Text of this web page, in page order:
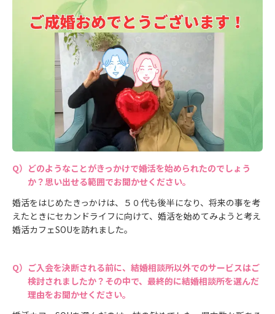
どのようなことがきっかけで婚活を始められたのでしょう
か？思い出せる範囲でお聞かせください。
婚活をはじめたきっかけは、５０代も後半になり、将来の事を考
えたときにセカンドライフに向けて、婚活を始めてみようと考え
婚活カフェSOUを訪れました。
ご入会を決断される前に、結婚相談所以外でのサービスはご
検討されましたか？その中で、最終的に結婚相談所を選んだ
理由をお聞かせください。